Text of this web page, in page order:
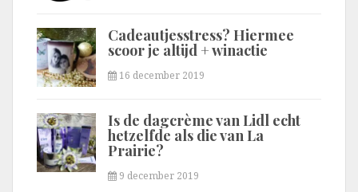
Cadeautjesstress? Hiermee
scoor je altijd + winactie
16 december 2019
Is de dagcrème van Lidl echt
hetzelfde als die van La
Prairie?
9 december 2019